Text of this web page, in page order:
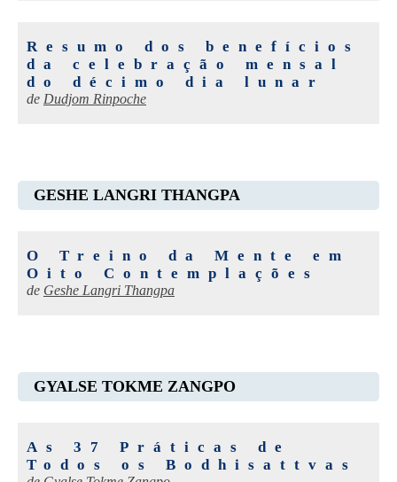
Resumo dos benefícios
da celebração mensal
do décimo dia lunar
de Dudjom Rinpoche
GESHE LANGRI THANGPA
O Treino da Mente em
Oito Contemplações
de Geshe Langri Thangpa
GYALSE TOKME ZANGPO
As 37 Práticas de
Todos os Bodhisattvas